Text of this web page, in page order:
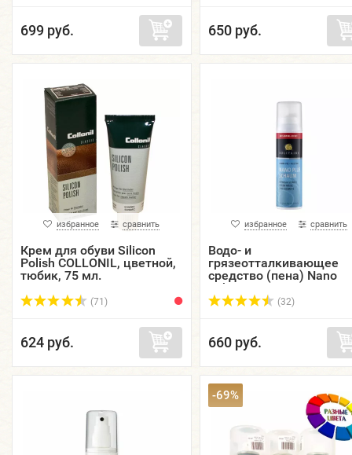
699 руб. 650 руб.
избранное сравнить
Крем для обуви Silicon
Polish COLLONIL, цветной,
тюбик, 75 мл.
(71)
624 руб.
избранное сравнить
Водо- и
грязеотталкивающее
средство (пена) Nano
Schaum SOLITAIRE,
аэрозоль, 150 мл.
(32)
660 руб.
-69%